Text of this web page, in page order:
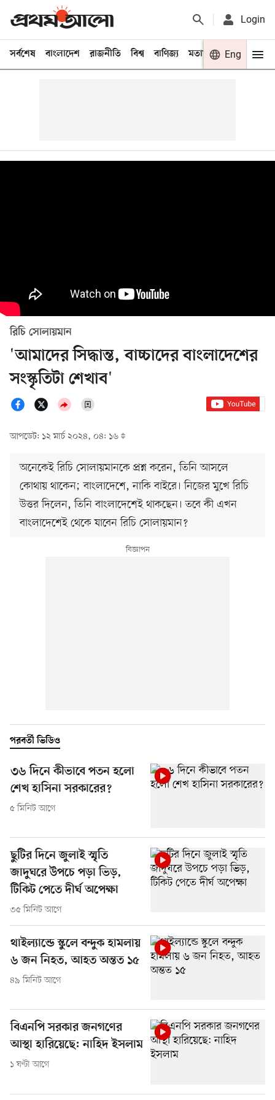
Login
সর্বশেষ বাংলাদেশ রাজনীতি বিশ্ব বাণিজ্য মতামত খেলা
Eng
রিচি সোলায়মান
'আমাদের সিদ্ধান্ত, বাচ্চাদের বাংলাদেশের
সংস্কৃতিটা শেখাব'
আপডেট: ১২ মার্চ ২০২৪, ০৪: ১৬
অনেকেই রিচি সোলায়মানকে প্রশ্ন করেন, তিনি আসলে
কোথায় থাকেন; বাংলাদেশে, নাকি বাইরে। নিজের মুখে রিচি
উত্তর দিলেন, তিনি বাংলাদেশেই থাকছেন। তবে কী এখন
বাংলাদেশেই থেকে যাবেন রিচি সোলায়মান?
পরবর্তী ভিডিও
৩৬ দিনে কীভাবে পতন হলো
শেখ হাসিনা সরকারের?
৫ মিনিট আগে
ছুটির দিনে জুলাই স্মৃতি
জাদুঘরে উপচে পড়া ভিড়,
টিকিট পেতে দীর্ঘ অপেক্ষা
৩৫ মিনিট আগে
থাইল্যান্ডে স্কুলে বন্দুক হামলায়
৬ জন নিহত, আহত অন্তত ১৫
৪৯ মিনিট আগে
বিএনপি সরকার জনগণের
আস্থা হারিয়েছে: নাহিদ ইসলাম
১ ঘণ্টা আগে